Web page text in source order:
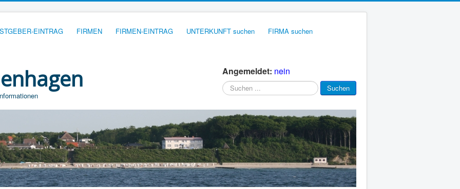
EINTRAG FIRMEN FIRMEN-EINTRAG UNTERKUNFT suchen FIRMA suchen
Angemeldet: nein
Suchen
...
Suchen